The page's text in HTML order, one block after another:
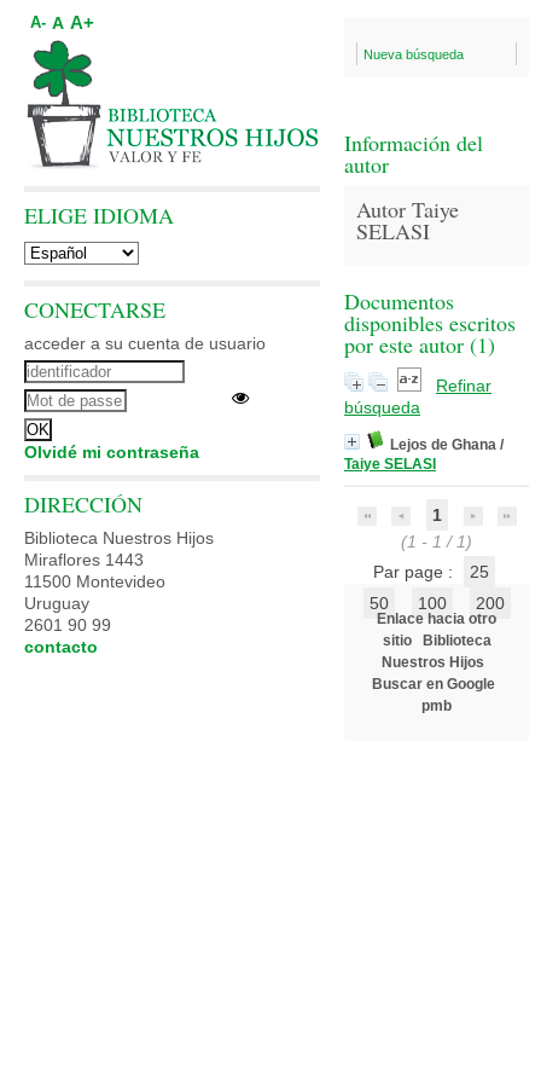
Nueva búsqueda
Información del
autor
Autor Taiye
SELASI
Documentos
disponibles escritos
por este autor (1)
Refinar
búsqueda
Lejos de Ghana /
Taiye SELASI
1
(1 - 1 / 1)
Par page :
25
50
100 200
Enlace hacia otro
sitio
Biblioteca
Nuestros Hijos
Buscar en Google
pmb
A- A A+
ELIGE IDIOMA
CONECTARSE
acceder a su cuenta de usuario
Olvidé mi contraseña
DIRECCIÓN
Biblioteca Nuestros Hijos
Miraflores 1443
11500 Montevideo
Uruguay
2601 90 99
contacto